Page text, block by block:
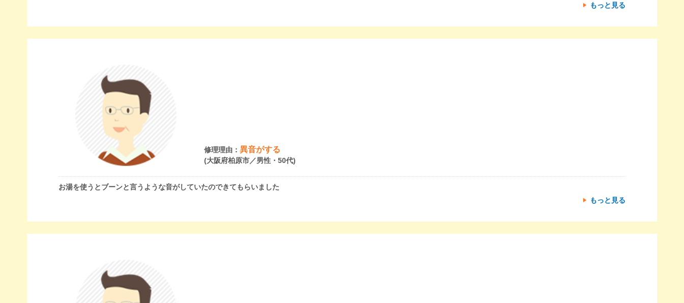
もっと見る
修理理由：異音がする
(大阪府柏原市／男性・50代)
お湯を使うとブーンと言うような音がしていたのできてもらいました
もっと見る